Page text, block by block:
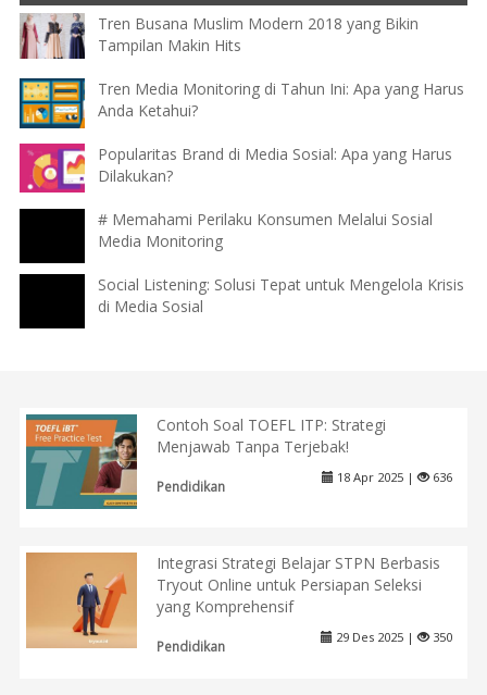
Tren Busana Muslim Modern 2018 yang Bikin
Tampilan Makin Hits
Tren Media Monitoring di Tahun Ini: Apa yang Harus
Anda Ketahui?
Popularitas Brand di Media Sosial: Apa yang Harus
Dilakukan?
# Memahami Perilaku Konsumen Melalui Sosial
Media Monitoring
Social Listening: Solusi Tepat untuk Mengelola Krisis
di Media Sosial
Contoh Soal TOEFL ITP: Strategi
Menjawab Tanpa Terjebak!
Pendidikan
18 Apr 2025 | 636
Integrasi Strategi Belajar STPN Berbasis
Tryout Online untuk Persiapan Seleksi
yang Komprehensif
Pendidikan
29 Des 2025 | 350